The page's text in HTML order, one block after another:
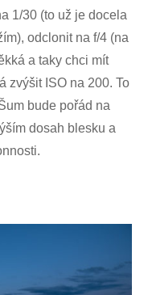
1/30 (to už je docela
odclonit na f/4 (na
a taky chci mít
zvýšit ISO na 200. To
bude pořád na
dosah blesku a